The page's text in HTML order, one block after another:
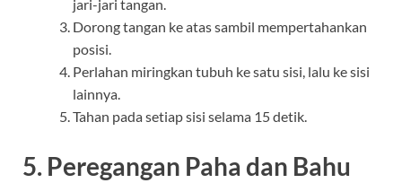
jari-jari tangan.
Dorong tangan ke atas sambil mempertahankan
posisi.
Perlahan miringkan tubuh ke satu sisi, lalu ke sisi
lainnya.
Tahan pada setiap sisi selama 15 detik.
5. Peregangan Paha dan Bahu